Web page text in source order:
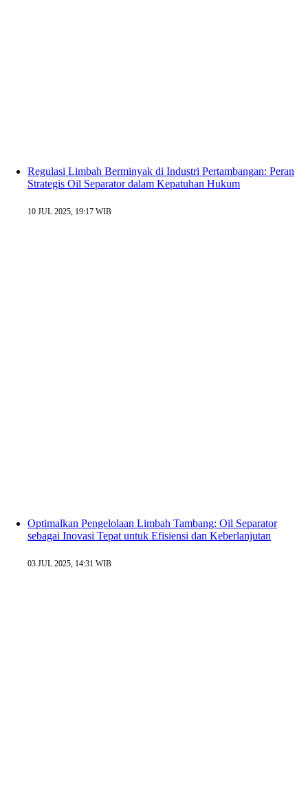
Regulasi Limbah Berminyak di Industri Pertambangan: Peran
Strategis Oil Separator dalam Kepatuhan Hukum
10 JUL 2025, 19:17 WIB
Optimalkan Pengelolaan Limbah Tambang: Oil Separator
sebagai Inovasi Tepat untuk Efisiensi dan Keberlanjutan
03 JUL 2025, 14:31 WIB